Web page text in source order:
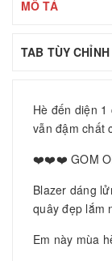
MÔ TẢ
TAB TÙY CHỈNH
Hè đến diện
vẫn đậm chất
❤️❤️❤️ GOM
Blazer dáng
quây đẹp lắm
Em này mùa